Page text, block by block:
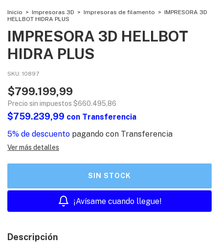
Inicio > Impresoras 3D > Impresoras de filamento > IMPRESORA 3D
HELLBOT HIDRA PLUS
IMPRESORA 3D HELLBOT
HIDRA PLUS
SKU: 10897
$799.199,99
Precio sin impuestos $660.495,86
$759.239,99 con Transferencia
5% de descuento pagando con Transferencia
Ver más detalles
¡Avísame cuando llegue!
Descripción